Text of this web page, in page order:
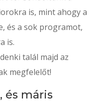
is, mint ahogy a
és a sok programot,
is.
talál majd az
megfelelőt!
és máris